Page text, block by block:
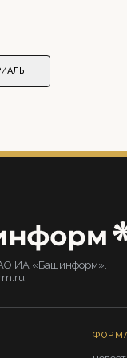
ИА «Башинформ».